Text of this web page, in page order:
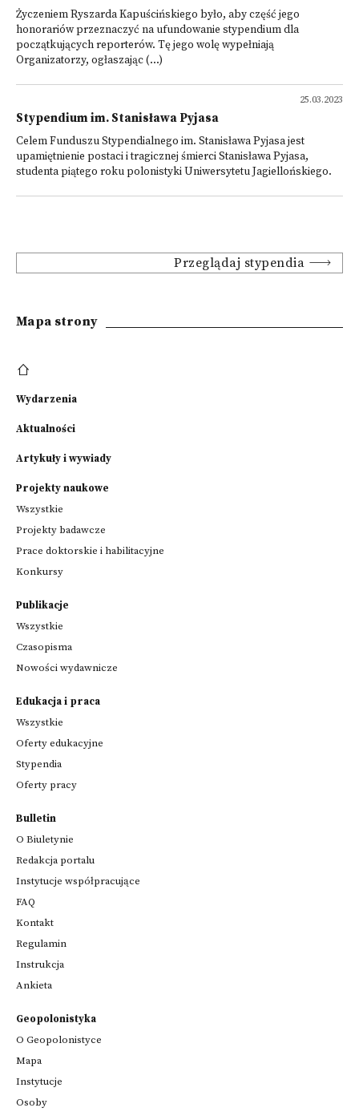
Życzeniem Ryszarda Kapuścińskiego było, aby część jego
honorariów przeznaczyć na ufundowanie stypendium dla
początkujących reporterów. Tę jego wolę wypełniają
Organizatorzy, ogłaszając (...)
25.03.2023
Stypendium im. Stanisława Pyjasa
Celem Funduszu Stypendialnego im. Stanisława Pyjasa jest
upamiętnienie postaci i tragicznej śmierci Stanisława Pyjasa,
studenta piątego roku polonistyki Uniwersytetu Jagiellońskiego.
Przeglądaj stypendia
Mapa strony
Wydarzenia
Aktualności
Artykuły i wywiady
Projekty naukowe
Wszystkie
Projekty badawcze
Prace doktorskie i habilitacyjne
Konkursy
Publikacje
Wszystkie
Czasopisma
Nowości wydawnicze
Edukacja i praca
Wszystkie
Oferty edukacyjne
Stypendia
Oferty pracy
Bulletin
O Biuletynie
Redakcja portalu
Instytucje współpracujące
FAQ
Kontakt
Regulamin
Instrukcja
Ankieta
Geopolonistyka
O Geopolonistyce
Mapa
Instytucje
Osoby